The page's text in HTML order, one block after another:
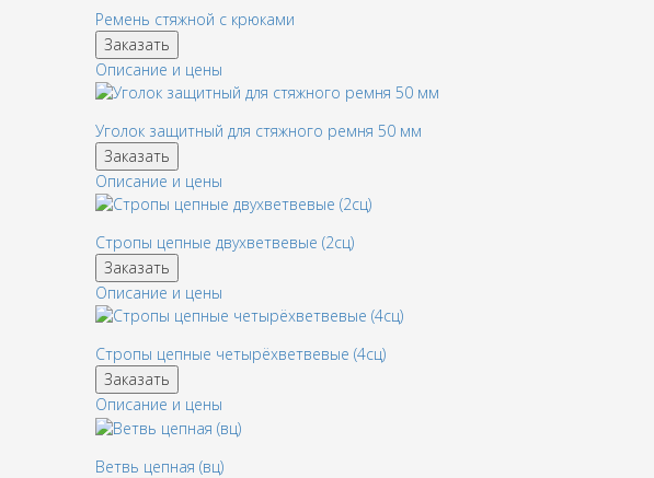
Ремень стяжной с крюками
Заказать
Описание и цены
Уголок защитный для стяжного ремня 50 мм
Заказать
Описание и цены
Стропы цепные двухветвевые (2сц)
Заказать
Описание и цены
Стропы цепные четырёхветвевые (4сц)
Заказать
Описание и цены
Ветвь цепная (вц)